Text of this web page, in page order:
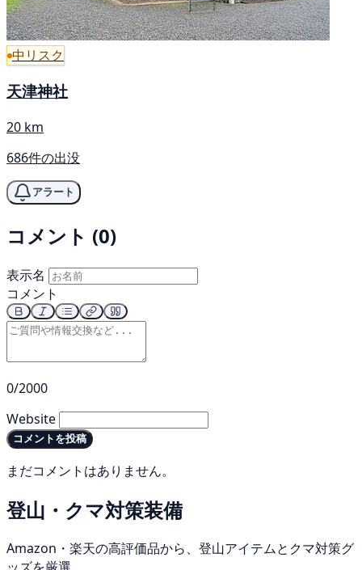
中リスク
天津神社
20 km
686件の出没
アラート
コメント (0)
表示名
コメント
0/2000
Website
コメントを投稿
まだコメントはありません。
登山・クマ対策装備
Amazon・楽天の高評価品から、登山アイテムとクマ対策グ